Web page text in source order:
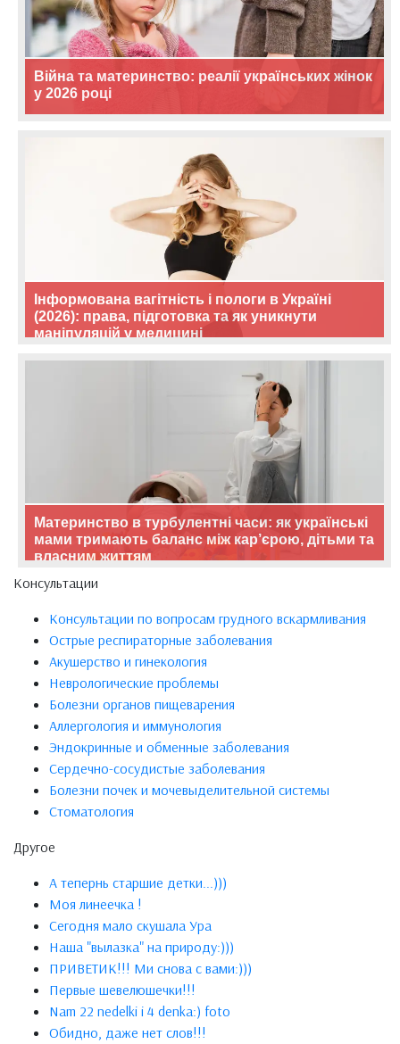
Війна та материнство: реалії українських жінок
у 2026 році
Інформована вагітність і пологи в Україні
(2026): права, підготовка та як уникнути
маніпуляцій у медицині
Материнство в турбулентні часи: як українські
мами тримають баланс між кар’єрою, дітьми та
власним життям
Консультации
Консультации по вопросам грудного вскармливания
Острые респираторные заболевания
Акушерство и гинекология
Неврологические проблемы
Болезни органов пищеварения
Аллергология и иммунология
Эндокринные и обменные заболевания
Сердечно-сосудистые заболевания
Болезни почек и мочевыделительной системы
Стоматология
Другое
А тепернь старшие детки...)))
Моя линеечка !
Сегодня мало скушала Ура
Наша "вылазка" на природу:)))
ПРИВЕТИК!!! Ми снова с вами:)))
Первые шевелюшечки!!!
Nam 22 nedelki i 4 denka:) foto
Обидно, даже нет слов!!!